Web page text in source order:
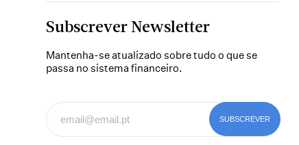
Subscrever Newsletter
Mantenha-se atualizado sobre tudo o que se
passa no sistema financeiro.